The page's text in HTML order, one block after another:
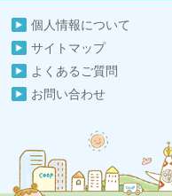
個人情報について
サイトマップ
よくあるご質問
お問い合わせ